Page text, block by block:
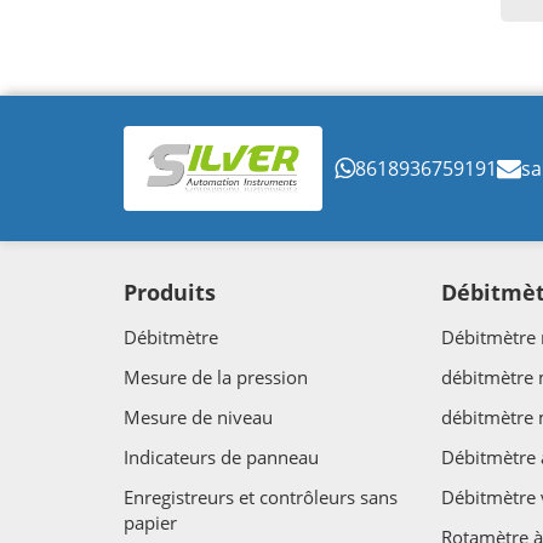
8618936759191
Produits
Débitmètre
Mesure de la pression
Mesure de niveau
Indicateurs de panneau
Enregistreurs et contrôleurs sans
papier
Débitmètre
débitmètre
débitmètre
Débitmètre
Rotamètre